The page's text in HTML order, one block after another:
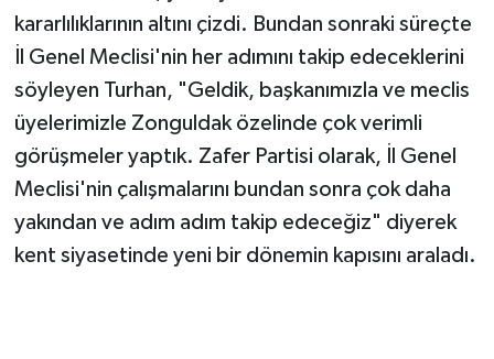
kararlılıklarının altını çizdi. Bundan sonraki süreçte
İl Genel Meclisi'nin her adımını takip edeceklerini
söyleyen Turhan, "Geldik, başkanımızla ve meclis
üyelerimizle Zonguldak özelinde çok verimli
görüşmeler yaptık. Zafer Partisi olarak, İl Genel
Meclisi'nin çalışmalarını bundan sonra çok daha
yakından ve adım adım takip edeceğiz" diyerek
kent siyasetinde yeni bir dönemin kapısını araladı.